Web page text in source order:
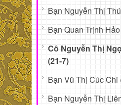
Bạn Nguyễn Thị
Bạn Quan Trịnh
Cô Nguyễn Thị
(21-7)
Bạn Vũ Thị Cúc Chi
Bạn Nguyễn Thị